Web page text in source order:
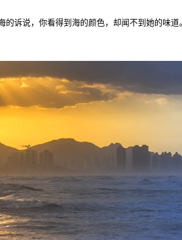
诉说，你看得到海的颜色，却闻不到她的味